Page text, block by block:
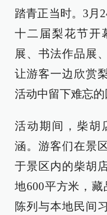
踏青正当时。3月
十二届梨花节开
展、书法作品展
让游客一边欣赏
活动中留下难忘的
活动期间，柴胡
涵。游客们在景
于景区内的柴胡
地600平方米，
陈列与本地民间